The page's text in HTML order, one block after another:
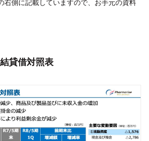
右側に記載していますので、お手元の資料
貸借対照表